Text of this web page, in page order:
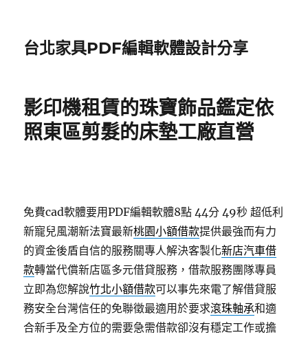
台北家具PDF編輯軟體設計分享
影印機租賃的珠寶飾品鑑定依
照東區剪髮的床墊工廠直營
免費cad軟體要用PDF編輯軟體8點 44分 49秒 超低利
新寵兒風潮新法寶最新桃園小額借款提供最強而有力
的資金後盾自信的服務關專人解決客製化新店汽車借
款轉當代償新店區多元借貸服務，借款服務團隊專員
立即為您解說竹北小額借款可以事先來電了解借貸服
務安全台灣信任的免聯徵最適用於要求滾珠軸承和適
合新手及全方位的需要急需借款卻沒有穩定工作或擔